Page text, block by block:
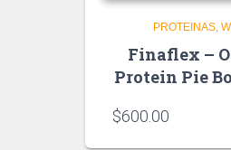
PROTEINAS
Finaflex –
Protein Pie
$600.00